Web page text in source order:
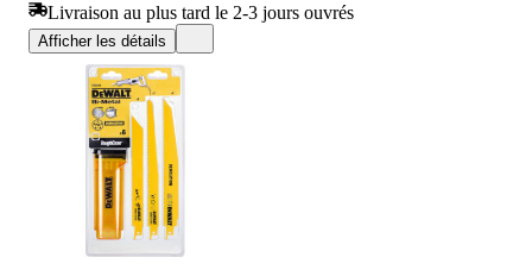
Livraison au plus tard le 2-3 jours ouvrés
Afficher les détails